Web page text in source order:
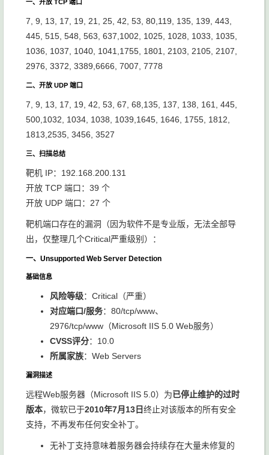
一、开放 TCP 端口
7, 9, 13, 17, 19, 21, 25, 42, 53, 80,119, 135, 139, 443,
445, 515, 548, 563, 637,1002, 1025, 1028, 1033, 1035,
1036, 1037, 1040, 1041,1755, 1801, 2103, 2105, 2107,
2976, 3372, 3389,6666, 7007, 7778
二、开放 UDP 端口
7, 9, 13, 17, 19, 42, 53, 67, 68,135, 137, 138, 161, 445,
500,1032, 1034, 1038, 1039,1645, 1646, 1755, 1812,
1813,2535, 3456, 3527
三、扫描总结
靶机 IP：192.168.200.131
开放 TCP 端口：39 个
开放 UDP 端口：27 个
靶机端口存在的漏洞（因为软件不是专业版，无法全部导
出，仅整理几个Critical严重级别）：
一、Unsupported Web Server Detection
基础信息
风险等级：Critical（严重）
对应端口/服务： 80/tcp/www、
2976/tcp/www （Microsoft IIS 5.0 Web服务）
CVSS评分：10.0
所属家族：Web Servers
漏洞描述
远程Web服务器（Microsoft IIS 5.0）为已停止维护的过时
版本，微软已于2010年7月13日终止对该版本的所有安全
支持，不再发布任何安全补丁。
无补丁支持意味着服务器会持续存在大量未修复的